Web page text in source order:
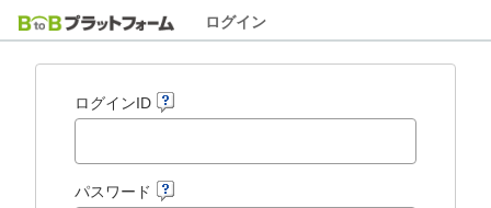
ログイン
ログインID
パスワード